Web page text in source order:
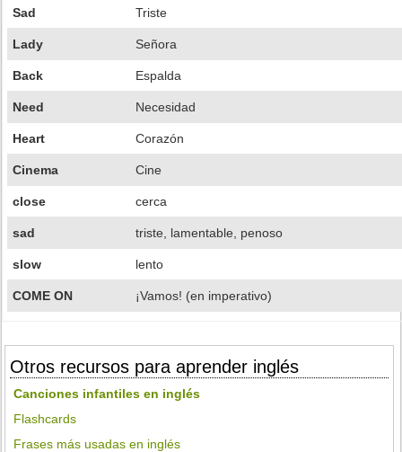
Sad Triste
Lady Señora
Back Espalda
Need Necesidad
Heart Corazón
Cinema Cine
close cerca
sad triste, lamentable, penoso
slow lento
COME ON ¡Vamos! (en imperativo)
Otros recursos para aprender inglés
Canciones infantiles en inglés
Flashcards
Frases más usadas en inglés